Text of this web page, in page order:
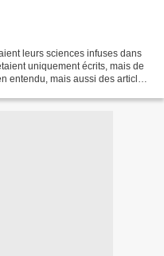
leurs sciences infuses dans
uniquement écrits, mais de
entendu, mais aussi des articles